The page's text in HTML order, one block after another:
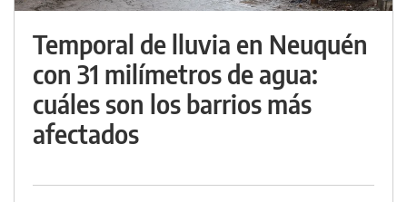
Temporal de lluvia en Neuquén
con 31 milímetros de agua:
cuáles son los barrios más
afectados